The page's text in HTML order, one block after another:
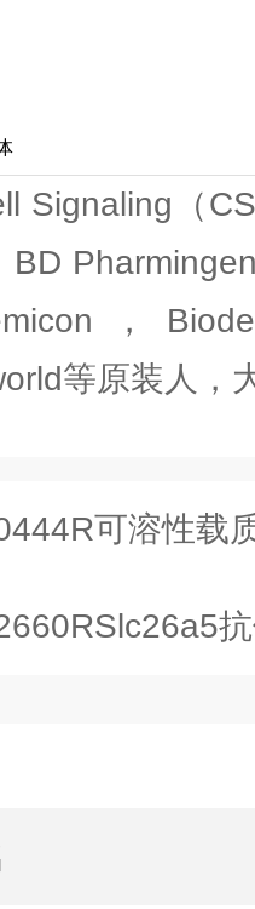
Signaling（
BD
，
等原装人，
可溶性载